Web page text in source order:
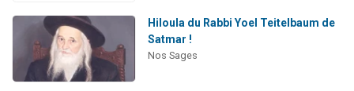
Hiloula du Rabbi Yoel Teitelbaum de
Satmar !
Nos Sages